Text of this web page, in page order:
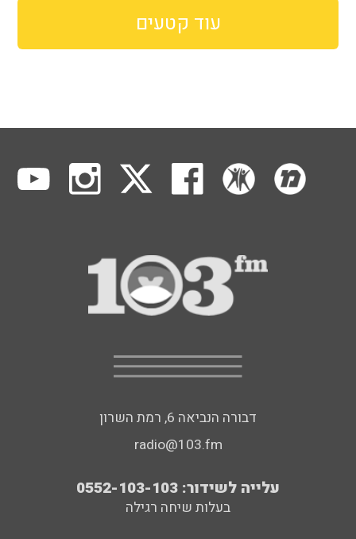
עוד קטעים
דבורה הנביאה 6, רמת השרון
radio@103.fm
עלייה לשידור: 0552-103-103
בעלות שיחה רגילה